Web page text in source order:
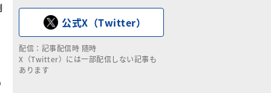
公式X（Twitter）
配信：記事配信時 随時
X（Twitter）には一部配信しない記事も
あります